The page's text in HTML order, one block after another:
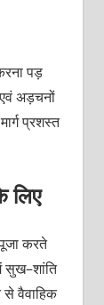
पड़
अड़चनों
प्रशस्‍त
लिए
करते
सुख–शांति
वैवाहिक